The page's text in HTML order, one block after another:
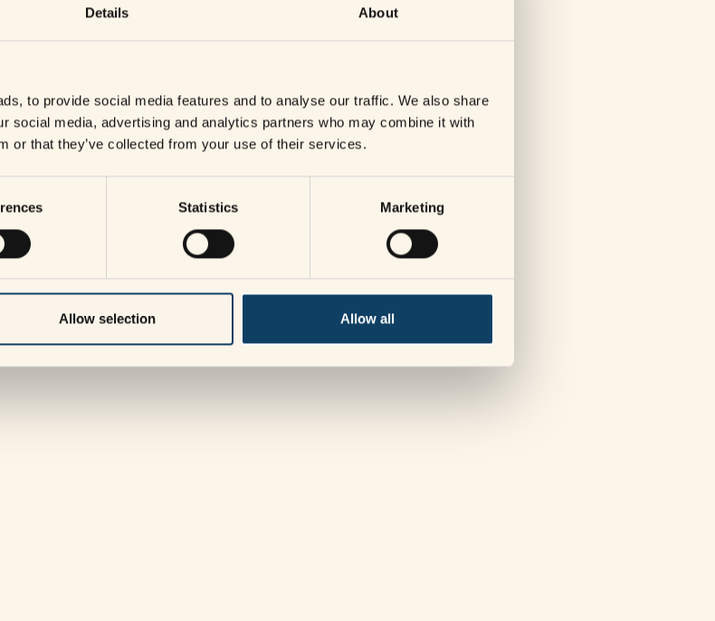
Details About
to provide social media features and to analyse our traffic. We also share
social media, advertising and analytics partners who may combine it with
or that they’ve collected from your use of their services.
Statistics Marketing
Allow selection Allow all